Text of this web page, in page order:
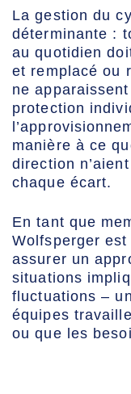
La gestion du
déterminante :
au quotidien
et remplacé ou
ne
protection
manière à ce
direction
chaque écart.
En tant que
Wolfsperger
assurer un
situations
fluctuations –
équipes
ou que les